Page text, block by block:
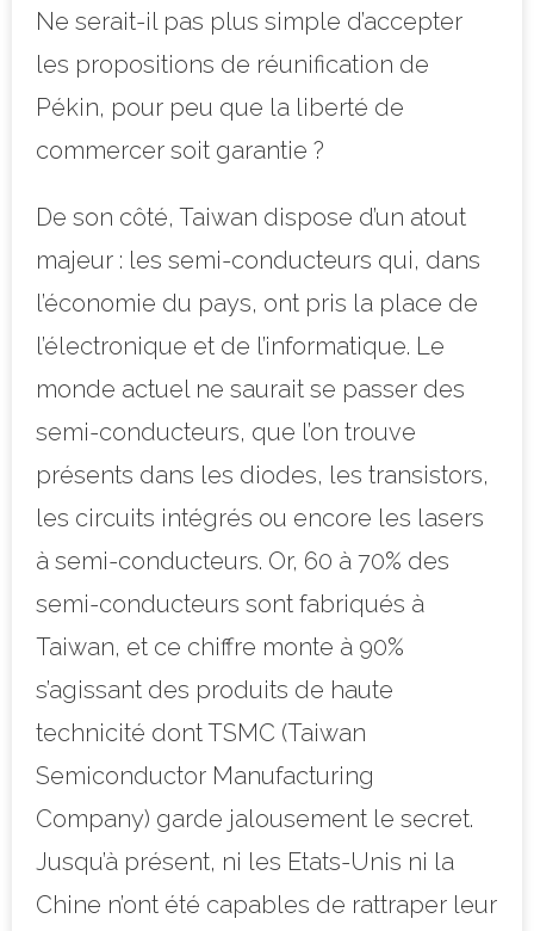
Ne serait-il pas plus simple d’accepter
les propositions de réunification de
Pékin, pour peu que la liberté de
commercer soit garantie ?
De son côté, Taiwan dispose d’un atout
majeur : les semi-conducteurs qui, dans
l’économie du pays, ont pris la place de
l’électronique et de l’informatique. Le
monde actuel ne saurait se passer des
semi-conducteurs, que l’on trouve
présents dans les diodes, les transistors,
les circuits intégrés ou encore les lasers
à semi-conducteurs. Or, 60 à 70% des
semi-conducteurs sont fabriqués à
Taiwan, et ce chiffre monte à 90%
s’agissant des produits de haute
technicité dont TSMC (Taiwan
Semiconductor Manufacturing
Company) garde jalousement le secret.
Jusqu’à présent, ni les Etats-Unis ni la
Chine n’ont été capables de rattraper leur